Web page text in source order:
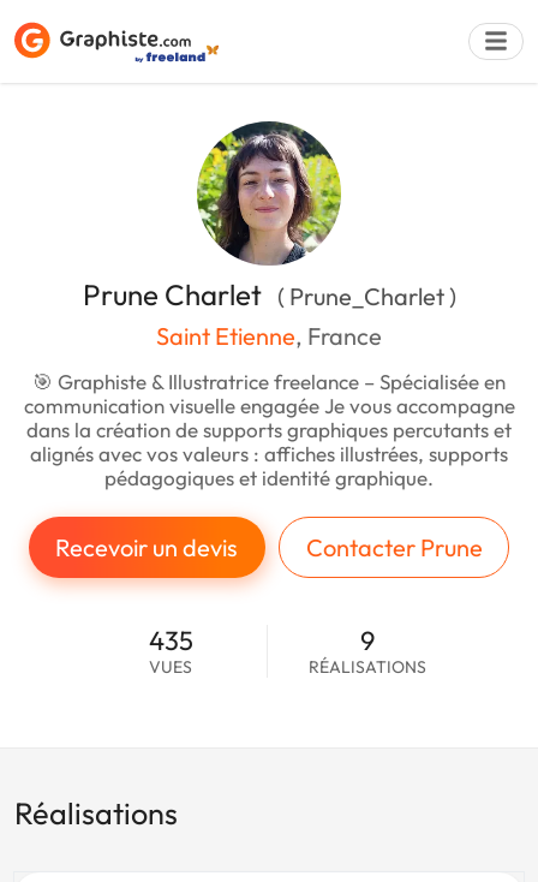
Prune Charlet ( Prune_Charlet )
Saint Etienne, France
🎯 Graphiste & Illustratrice freelance – Spécialisée en
communication visuelle engagée Je vous accompagne
dans la création de supports graphiques percutants et
alignés avec vos valeurs : affiches illustrées, supports
pédagogiques et identité graphique.
Recevoir un devis Contacter Prune
435
VUES
9
RÉALISATIONS
Réalisations